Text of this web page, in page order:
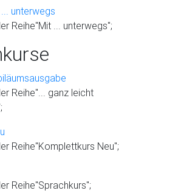
unterwegs
Reihe"Mit ... unterwegs";
Reihe"... ganz leicht
Reihe"Komplettkurs Neu";
Reihe"Sprachkurs";